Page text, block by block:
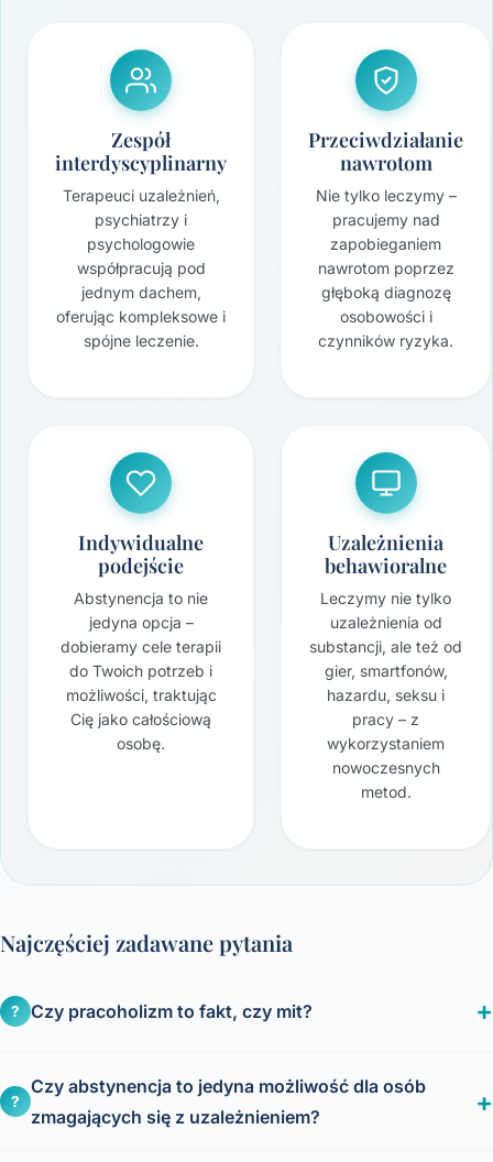
Zespół
interdyscyplinarny
Terapeuci uzależnień,
psychiatrzy i
psychologowie
współpracują pod
jednym dachem,
oferując kompleksowe i
spójne leczenie.
Przeciwdziałanie
nawrotom
Nie tylko leczymy –
pracujemy nad
zapobieganiem
nawrotom poprzez
głęboką diagnozę
osobowości i
czynników ryzyka.
Indywidualne
podejście
Abstynencja to nie
jedyna opcja –
dobieramy cele terapii
do Twoich potrzeb i
możliwości, traktując
Cię jako całościową
osobę.
Uzależnienia
behawioralne
Leczymy nie tylko
uzależnienia od
substancji, ale też od
gier, smartfonów,
hazardu, seksu i
pracy – z
wykorzystaniem
nowoczesnych
metod.
Najczęściej zadawane pytania
? Czy pracoholizm to fakt, czy mit?
?
Czy abstynencja to jedyna możliwość dla osób
zmagających się z uzależnieniem?